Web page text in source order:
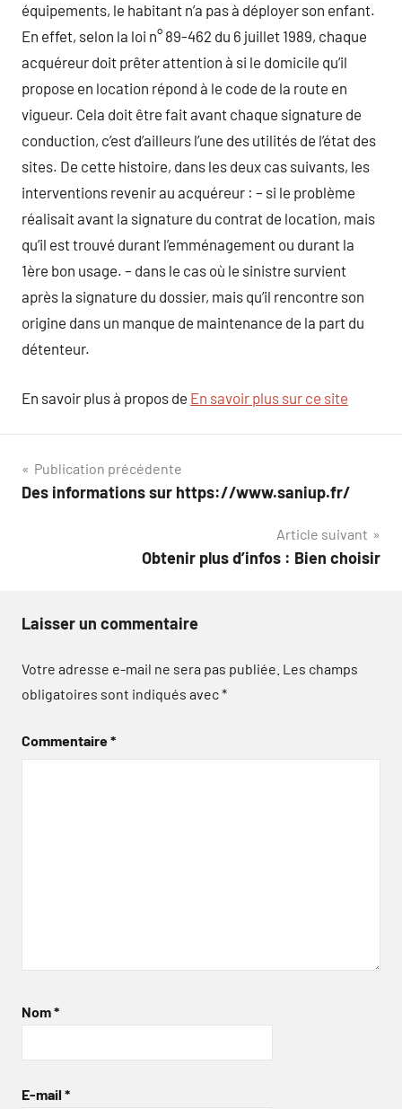
équipements, le habitant n’a pas à déployer son enfant.
En effet, selon la loi n° 89-462 du 6 juillet 1989, chaque
acquéreur doit prêter attention à si le domicile qu’il
propose en location répond à le code de la route en
vigueur. Cela doit être fait avant chaque signature de
conduction, c’est d’ailleurs l’une des utilités de l’état des
sites. De cette histoire, dans les deux cas suivants, les
interventions revenir au acquéreur : – si le problème
réalisait avant la signature du contrat de location, mais
qu’il est trouvé durant l’emménagement ou durant la
1ère bon usage. – dans le cas où le sinistre survient
après la signature du dossier, mais qu’il rencontre son
origine dans un manque de maintenance de la part du
détenteur.
En savoir plus à propos de En savoir plus sur ce site
Navigation
de
Publication précédente
Des informations sur https://www.saniup.fr/
Article suivant
Obtenir plus d’infos : Bien choisir
Laisser un commentaire
Votre adresse e-mail ne sera pas publiée. Les champs
obligatoires sont indiqués avec*
Commentaire*
Nom*
E-mail *